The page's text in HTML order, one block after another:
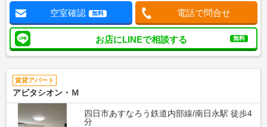
空室確認 無料 電話で問合せ
お店にLINEで相談する 無料
賃貸アパート
アビタシオン・Ｍ
四日市あすなろう鉄道内部線/南日永駅 徒歩4
分